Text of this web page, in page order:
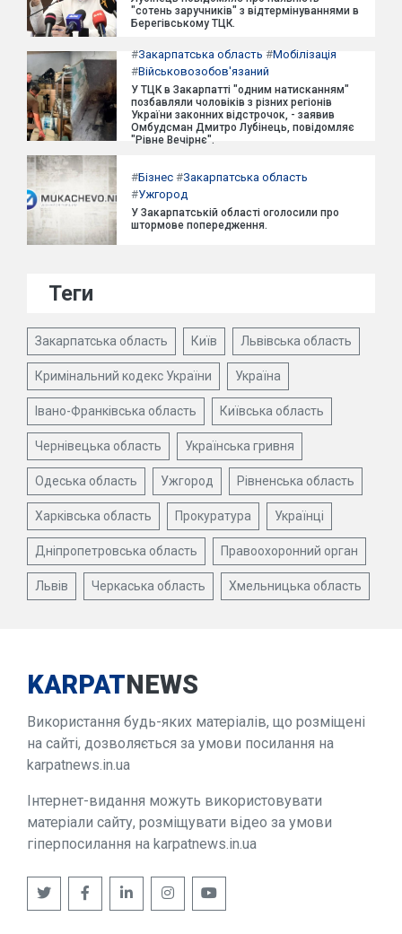
"сотень заручників" з відтермінуваннями в
Берегівському ТЦК.
#Закарпатська область #Мобілізація
#Військовозобов'язаний
У ТЦК в Закарпатті "одним натисканням"
позбавляли чоловіків з різних регіонів
України законних відстрочок, - заявив
Омбудсман Дмитро Лубінець, повідомляє
"Рівне Вечірнє".
#Бізнес #Закарпатська область
#Ужгород
У Закарпатській області оголосили про
штормове попередження.
Теги
Закарпатська область Київ Львівська область
Кримінальний кодекс України Україна
Івано-Франківська область Київська область
Чернівецька область Українська гривня
Одеська область Ужгород Рівненська область
Харківська область Прокуратура Українці
Дніпропетровська область Правоохоронний орган
Львів Черкаська область Хмельницька область
KARPATNEWS
Використання будь-яких матеріалів, що розміщені
на сайті, дозволяється за умови посилання на
karpatnews.in.ua
Інтернет-видання можуть використовувати
матеріали сайту, розміщувати відео за умови
гіперпосилання на karpatnews.in.ua